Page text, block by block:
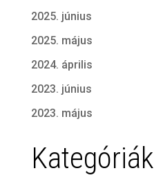
2025. június
2025. május
2024. április
2023. június
2023. május
Kategóriák